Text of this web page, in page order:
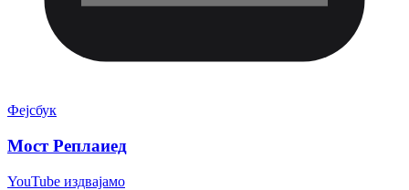
Фејсбук
Мост Реплаиед
YouTube издвајамо